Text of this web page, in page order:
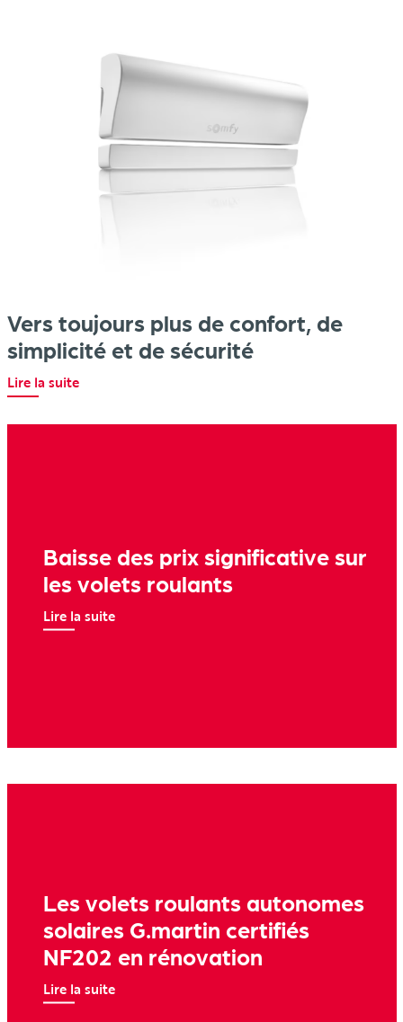
Vers toujours plus de confort, de
simplicité et de sécurité
Lire la suite
Baisse des prix significative sur
les volets roulants
Lire la suite
Les volets roulants autonomes
solaires G.martin certifiés
NF202 en rénovation
Lire la suite